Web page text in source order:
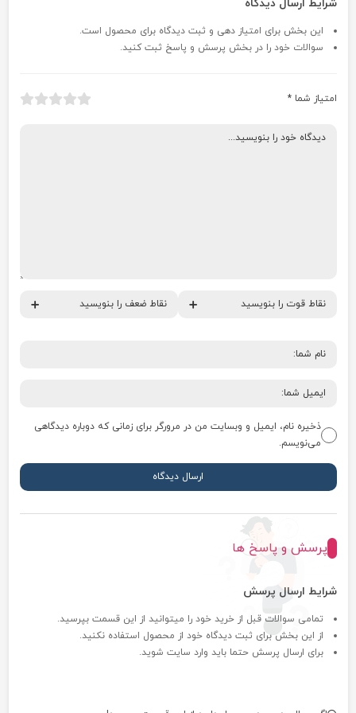
شرایط ارسال دیدگاه
این بخش برای امتیاز دهی و ثبت دیدگاه برای محصول است.
سوالات خود را در بخش پرسش و پاسخ ثبت کنید.
امتیاز شما*
ذخیره نام، ایمیل و وبسایت من در مرورگر برای زمانی که دوباره دیدگاهی
می‌نویسم.
پرسش و پاسخ ها
شرایط ارسال پرسش
تمامی سوالات قبل از خرید خود را میتوانید از این قسمت بپرسید.
از این بخش برای ثبت دیدگاه خود از محصول استفاده نکنید.
برای ارسال پرسش حتما باید وارد سایت شوید.